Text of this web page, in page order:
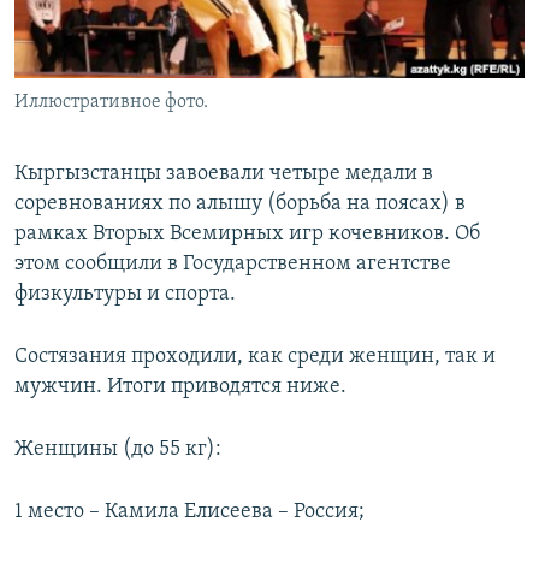
Иллюстративное фото.
Кыргызстанцы завоевали четыре медали в
соревнованиях по алышу (борьба на поясах) в
рамках Вторых Всемирных игр кочевников. Об
этом сообщили в Государственном агентстве
физкультуры и спорта.
Состязания проходили, как среди женщин, так и
мужчин. Итоги приводятся ниже.
Женщины (до 55 кг):
1 место – Камила Елисеева – Россия;